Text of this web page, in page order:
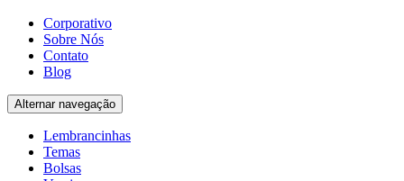
Corporativo
Sobre Nós
Contato
Blog
Alternar navegação
Lembrancinhas
Temas
Bolsas